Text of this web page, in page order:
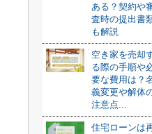
ある？契約や
査時の提出書
も解説
空き家を売却
る際の手順や
要な費用は？
義変更や解体
注意点...
住宅ローンは